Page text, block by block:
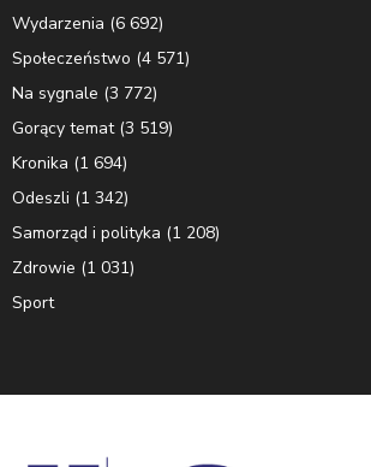
Wydarzenia (6 692)
Społeczeństwo (4 571)
Na sygnale (3 772)
Gorący temat(3 519)
Kronika (1 694)
Odeszli (1 342)
Samorząd i polityka (1 208)
Zdrowie (1 031)
Sport